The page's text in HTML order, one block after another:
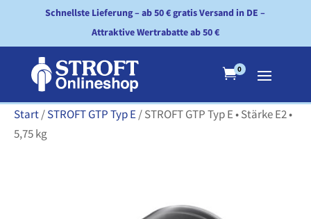
Schnellste Lieferung – ab 50 € gratis Versand in DE –
Attraktive Wertrabatte ab 50 €
0
Start/STROFT GTP Typ E/ STROFT GTP Typ E • Stärke E2 •
5,75 kg